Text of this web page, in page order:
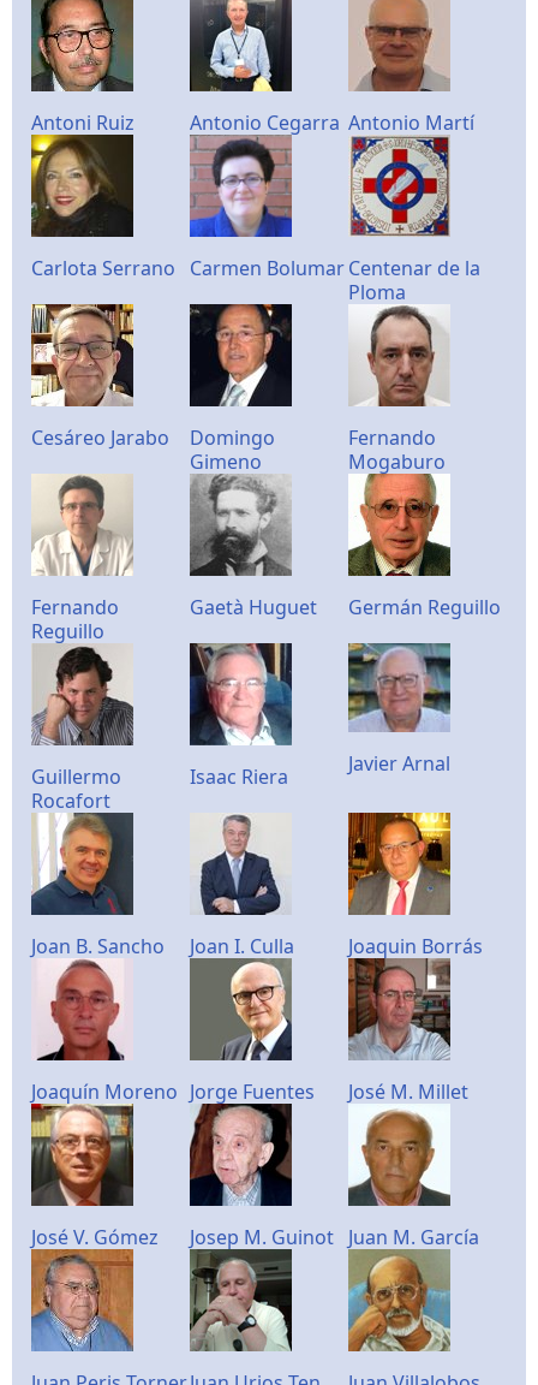
Antoni Ruiz Antonio Cegarra Antonio Martí
Carlota Serrano Carmen BolumarCentenar de la
Ploma
Cesáreo Jarabo
Domingo
Gimeno
Fernando
Mogaburo
Fernando
Reguillo
Gaetà Huguet Germán Reguillo
Guillermo
Rocafort
Isaac Riera Javier Arnal
Joan B. Sancho Joan I. Culla Joaquin Borrás
Joaquín Moreno Jorge Fuentes José M. Millet
José V. Gómez Josep M. Guinot Juan M. García